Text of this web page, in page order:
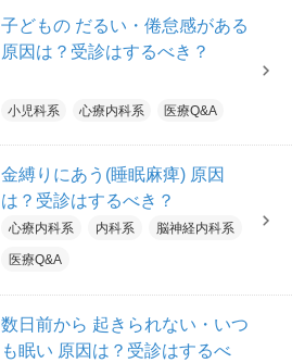
子どもの だるい・倦怠感がある
原因は？受診はするべき？
小児科系 心療内科系 医療Q&A
金縛りにあう(睡眠麻痺) 原因
は？受診はするべき？
心療内科系 内科系 脳神経内科系
医療Q&A
数日前から 起きられない・いつ
も眠い 原因は？受診はするべ